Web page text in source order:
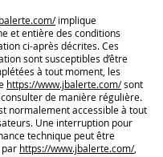
implique
et entière des conditions
ci-après décrites. Ces
sont susceptibles d’être
à tout moment, les
https://www.jbalerte.com/sont
de manière régulière.
normalement accessible à tout
Une interruption pour
technique peut être
https://www.jbalerte.com/,